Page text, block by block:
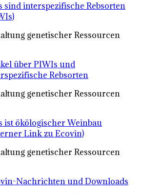
sind interspezifische Rebsorten
genetischer Ressourcen
über PIWIs und
Rebsorten
genetischer Ressourcen
ist ökölogischer Weinbau
Link zu Ecovin)
genetischer Ressourcen
Nachrichten und Downloads